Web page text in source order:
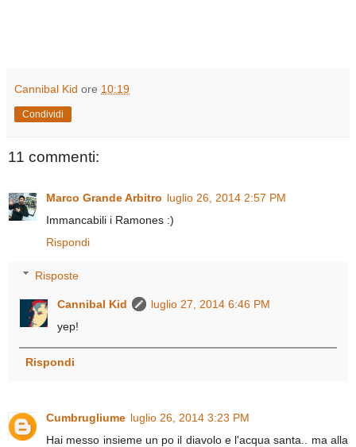
Cannibal Kid ore 10:19
Condividi
11 commenti:
Marco Grande Arbitro luglio 26, 2014 2:57 PM
Immancabili i Ramones :)
Rispondi
Risposte
Cannibal Kid
luglio 27, 2014 6:46 PM
yep!
Rispondi
Cumbrugliume luglio 26, 2014 3:23 PM
Hai messo insieme un po il diavolo e l'acqua santa.. ma alla